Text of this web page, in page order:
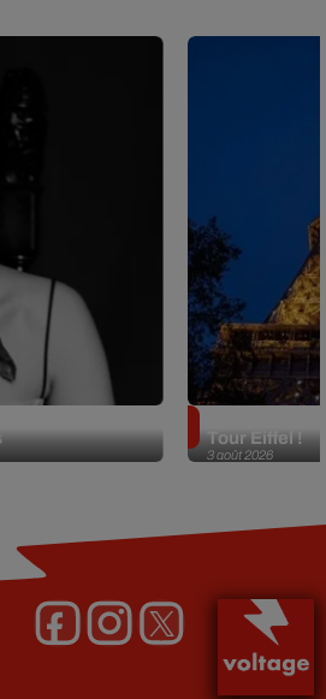
3 août 2026
Tour Eiffel !